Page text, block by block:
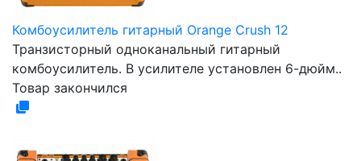
Комбоусилитель гитарный Orange Crush 12
Транзисторный одноканальный гитарный
комбоусилитель. В усилителе установлен 6-дюйм..
Товар закончился